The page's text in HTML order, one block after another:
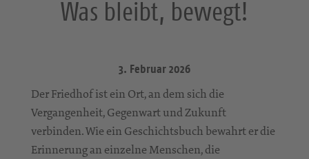
Was bleibt, bewegt!
3. Februar 2026
Der Friedhof ist ein Ort, an dem sich die
Vergangenheit, Gegenwart und Zukunft
verbinden. Wie ein Geschichtsbuch bewahrt er die
Erinnerung an einzelne Menschen, die